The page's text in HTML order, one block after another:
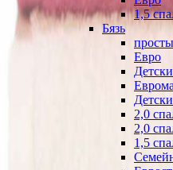
1,5
Бязь
Евро
2,0
2,0
1,5